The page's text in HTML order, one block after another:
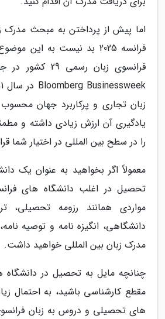
اما پیش از پرداختن به مبحث مدرک
فرانسه 2025 بد نیست به این
فرانسوی زبان
زبان تجاری و پرکاربرد جهان
یادگیری آن ارزش زیادی داشته و
را در سطح بین المللی در اختیار شما
معمولاً اگر بخواهید به عنوان یک
تحصیل در اغلب دانشگاه های
مواردی همانند رزومه تحصیلی،
دانشگاهی، انگیزه نامه و توصیه
مدرک زبان بین المللی خواهید داشت.
چنانچه مایل به تحصیل در دانشگاه
مقطع کارشناسی باشید، به احتمال
های تحصیلی و دروس به زبان